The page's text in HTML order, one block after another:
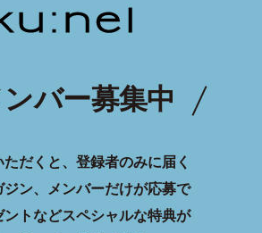
バー募集中
だくと、登録者のみに届く
ジン、メンバーだけが応募で
ントなどスペシャルな特典が